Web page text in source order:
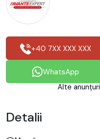
+40 7XX XXX XXX
WhatsApp
Alte
Detalii